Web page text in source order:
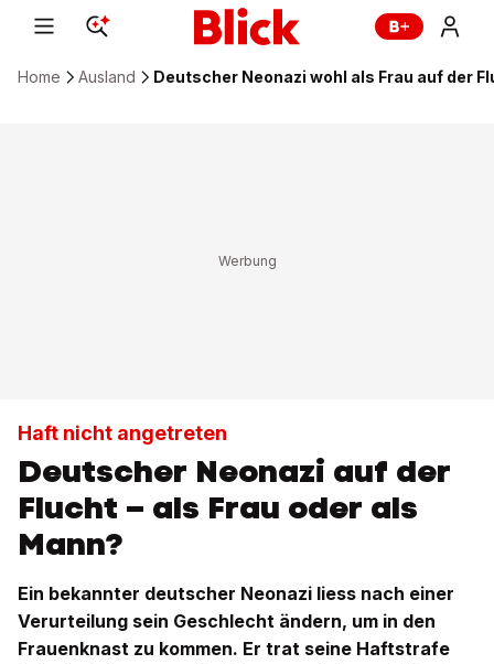
Home Ausland Deutscher Neonazi wohl als Frau auf der
Haft nicht angetreten
Deutscher Neonazi auf der
Flucht – als Frau oder als
Mann?
Ein bekannter deutscher Neonazi liess nach einer
Verurteilung sein Geschlecht ändern, um in den
Frauenknast zu kommen. Er trat seine Haftstrafe